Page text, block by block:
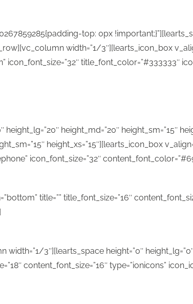
top: 0px
width=”1/3″][learts_icon_box
icon_font_size=”32″ title_font_color=”#333333″
height_md=”20″ height_sm=”15″
height_xs=”15″][learts_icon_box
icon_font_size=”32″
title=”” title_font_size=”16″
3″][learts_space height=”0″ height_lg=”0″
content_font_size=”16″ type=”ionicons”